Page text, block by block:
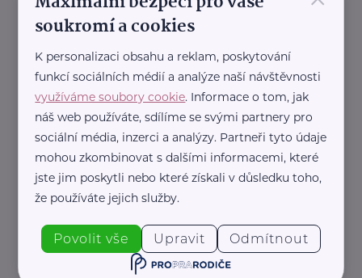
+420 585 054 446
cssunicov@email.cz
Bronzový partner
Česká asociace pečovatelské služby, z.s.
U Trojice 1042/2 Praha 5
Pobočky:
Jihočeská krajská pobočka
tel: 736634490, e-
mail: ivana.ambrusova@sovyck.cz
soukromí a cookies
K personalizaci obsahu a reklam, poskytování
funkcí sociálních médií a analýze naší návštěvnosti
využíváme soubory cookie. Informace o tom, jak
náš web používáte, sdílíme se svými partnery pro
sociální média, inzerci a analýzy. Partneři tyto údaje
mohou zkombinovat s dalšími informacemi, které
jste jim poskytli nebo které získali v důsledku toho,
že používáte jejich služby.
Povolit vše Upravit Odmítnout